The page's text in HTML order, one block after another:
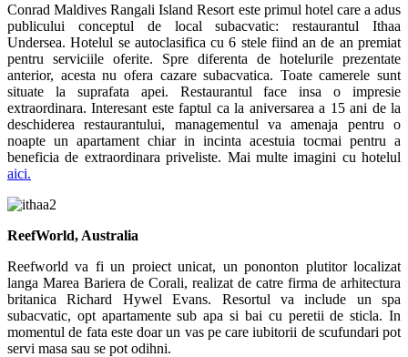
Conrad Maldives Rangali Island Resort este primul hotel care a adus
publicului conceptul de local subacvatic: restaurantul Ithaa
Undersea. Hotelul se autoclasifica cu 6 stele fiind an de an premiat
pentru serviciile oferite. Spre diferenta de hotelurile prezentate
anterior, acesta nu ofera cazare subacvatica. Toate camerele sunt
situate la suprafata apei. Restaurantul face insa o impresie
extraordinara. Interesant este faptul ca la aniversarea a 15 ani de la
deschiderea restaurantului, managementul va amenaja pentru o
noapte un apartament chiar in incinta acestuia tocmai pentru a
beneficia de extraordinara priveliste. Mai multe imagini cu hotelul
aici.
ReefWorld, Australia
Reefworld va fi un proiect unicat, un pononton plutitor localizat
langa Marea Bariera de Corali, realizat de catre firma de arhitectura
britanica Richard Hywel Evans. Resortul va include un spa
subacvatic, opt apartamente sub apa si bai cu peretii de sticla. In
momentul de fata este doar un vas pe care iubitorii de scufundari pot
servi masa sau se pot odihni.